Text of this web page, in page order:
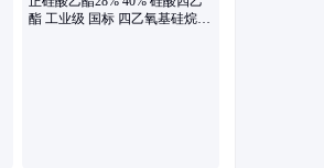
酯 工业级 国标 四乙氧基硅烷